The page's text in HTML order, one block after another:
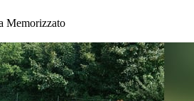
Memorizzato